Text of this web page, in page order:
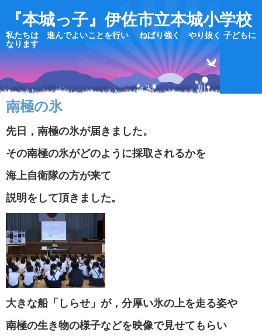
『本城っ子』伊佐市立本城小学校
私たちは 進んでよいことを行い ねばり強く やり抜く 子どもに
なります
南極の氷
先日，南極の氷が届きました。
その南極の氷がどのように採取されるかを
海上自衛隊の方が来て
説明をして頂きました。
大きな船「しらせ」が，分厚い氷の上を走る姿や
南極の生き物の様子などを映像で見せてもらい